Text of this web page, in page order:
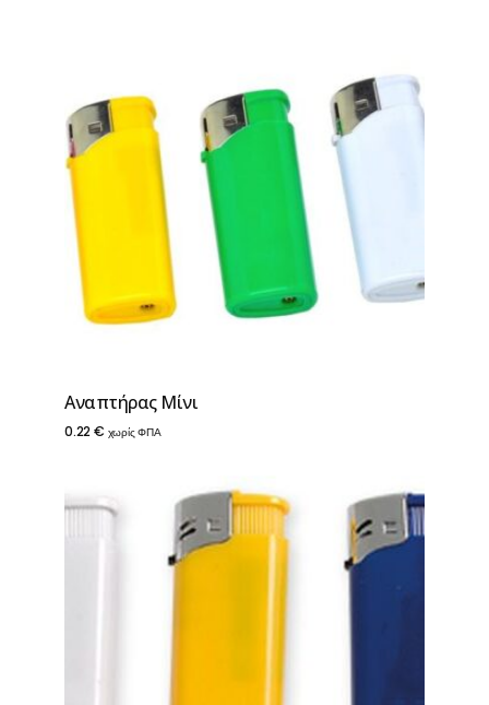
Aναπτήρας Μίνι
0.22 € χωρίς ΦΠΑ